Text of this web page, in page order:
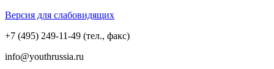
Версия для слабовидящих
+7 (495) 249-11-49 (тел., факс)
info@youthrussia.ru